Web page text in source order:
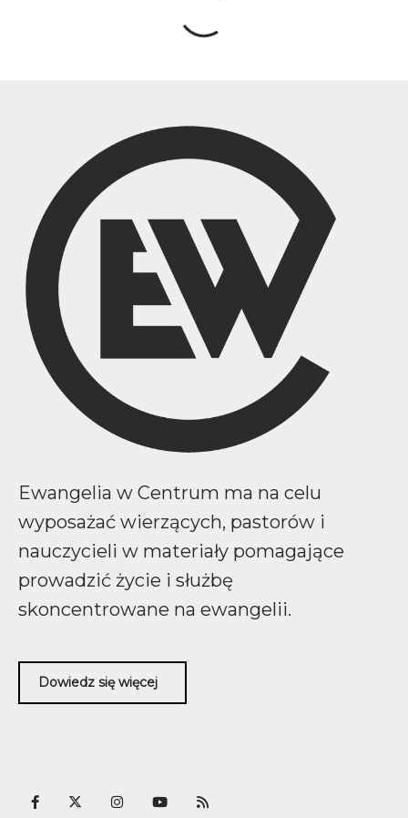
Ewangelia w Centrum ma na celu
wyposażać wierzących, pastorów i
nauczycieli w materiały pomagające
prowadzić życie i służbę
skoncentrowane na ewangelii.
Dowiedz się więcej